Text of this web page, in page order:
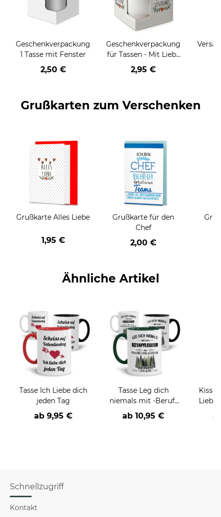
Geschenkverpackung
1 Tasse mit Fenster
2,50 €
Geschenkverpackung
für Tassen - Mit Liebe
geschenkt
2,95 €
Grußkarten zum Verschenken
Grußkarte Alles Liebe
1,95 €
Grußkarte für den
Chef
2,00 €
Ähnliche Artikel
Tasse Ich Liebe dich
jeden Tag
ab 9,95 €
Tasse Leg dich
niemals mit -Beruf-
an
ab 10,95 €
Schnellzugriff
Kontakt